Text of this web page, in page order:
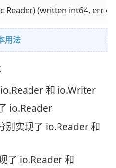
Reader) (written int64, err
用法
和 io.Writer
io.Reader
别实现了 io.Reader 和
了 io.Reader 和